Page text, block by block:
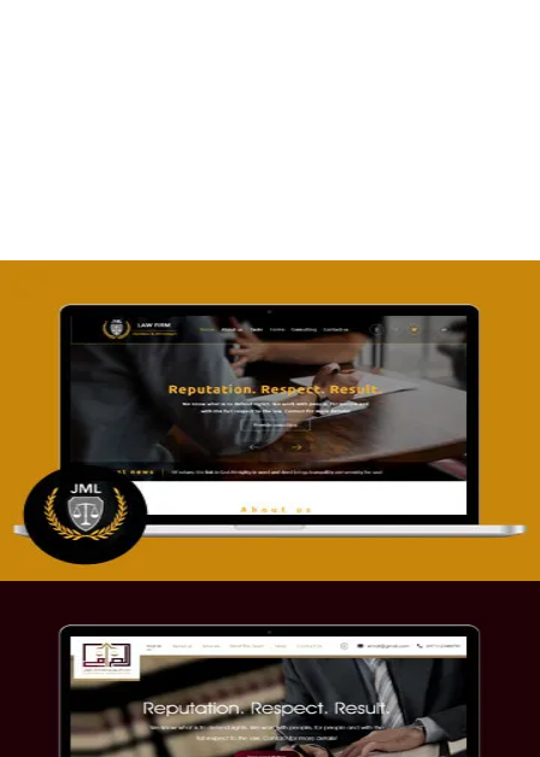
تصميم موقع آل جبار والمزارقة للمحاماة
التفاصيل
موقع الصرامي للمحاماة